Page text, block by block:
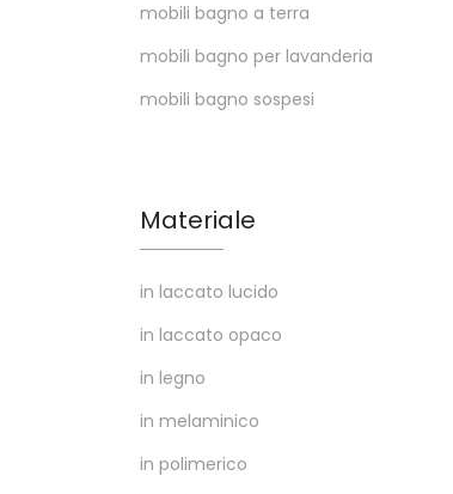
mobili bagno a terra
mobili bagno per lavanderia
mobili bagno sospesi
Materiale
in laccato lucido
in laccato opaco
in legno
in melaminico
in polimerico